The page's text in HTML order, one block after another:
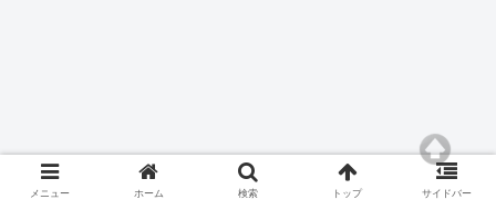
メニュー ホーム 検索 トップ サイドバー